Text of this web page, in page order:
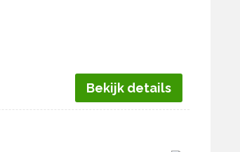
Bekijk details